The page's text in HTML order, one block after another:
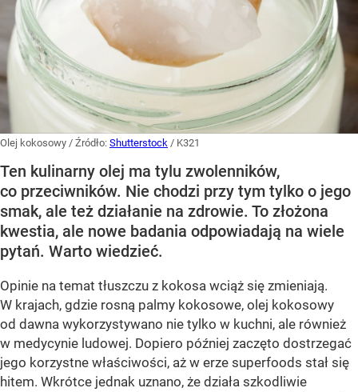
Olej kokosowy / Źródło: Shutterstock / K321
Ten kulinarny olej ma tylu zwolenników,
co przeciwników. Nie chodzi przy tym tylko o jego
smak, ale też działanie na zdrowie. To złożona
kwestia, ale nowe badania odpowiadają na wiele
pytań. Warto wiedzieć.
Opinie na temat tłuszczu z kokosa wciąż się zmieniają.
W krajach, gdzie rosną palmy kokosowe, olej kokosowy
od dawna wykorzystywano nie tylko w kuchni, ale również
w medycynie ludowej. Dopiero później zaczęto dostrzegać
jego korzystne właściwości, aż w erze superfoods stał się
hitem. Wkrótce jednak uznano, że działa szkodliwie